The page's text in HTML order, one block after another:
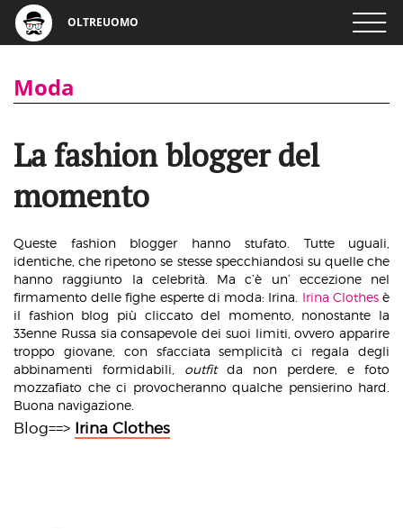
OLTREUOMO
Moda
La fashion blogger del
momento
Queste fashion blogger hanno stufato. Tutte uguali,
identiche, che ripetono se stesse specchiandosi su quelle che
hanno raggiunto la celebrità. Ma c’è un’ eccezione nel
firmamento delle fighe esperte di moda: Irina. Irina Clothesè
il fashion blog più cliccato del momento, nonostante la
33enne Russa sia consapevole dei suoi limiti, ovvero apparire
troppo giovane, con sfacciata semplicità ci regala degli
abbinamenti formidabili, outfitda non perdere, e foto
mozzafiato che ci provocheranno qualche pensierino hard.
Buona navigazione.
Blog==> Irina Clothes